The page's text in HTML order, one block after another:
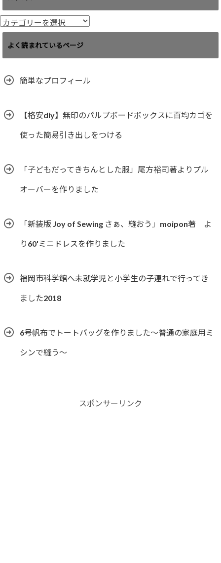
イ
ブ
カ
テ
リ
よく読まれているページ
簡単なプロフィール
【格安diy】無印のパルプボードボックスに百均カゴを
使った簡易引き出しをつける
「子どもだってきちんとした服」尾方裕司著よりプル
オーバーを作りました
「新装版 Joy of Sewing さぁ、縫おう」moipon著 よ
り60'ミニドレスを作りました
福岡市科学館へ未就学児と小学生の子連れで行ってき
ました2018
6号帆布でトートバッグを作りました〜普通の家庭用ミ
シンで縫う〜
スポンサーリンク